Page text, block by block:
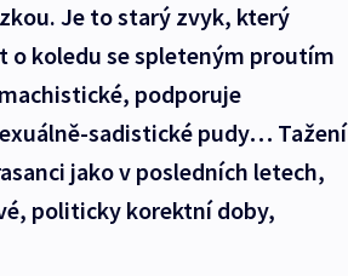
Je to starý zvyk, který
o koledu se spleteným proutím
podporuje
sadistické pudy… Tažení
jako v posledních letech,
politicky korektní doby,